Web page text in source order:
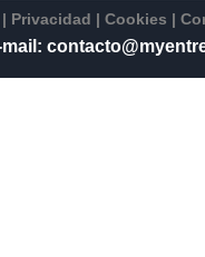
| Privacidad |Cookies |